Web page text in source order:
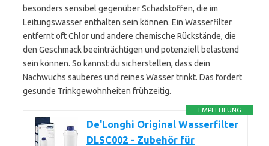
besonders sensibel gegenüber Schadstoffen, die im
Leitungswasser enthalten sein können. Ein Wasserfilter
entfernt oft Chlor und andere chemische Rückstände, die
den Geschmack beeinträchtigen und potenziell belastend
sein können. So kannst du sicherstellen, dass dein
Nachwuchs sauberes und reines Wasser trinkt. Das fördert
gesunde Trinkgewohnheiten frühzeitig.
EMPFEHLUNG
De'Longhi Original Wasserfilter
DLSC002 - Zubehör für